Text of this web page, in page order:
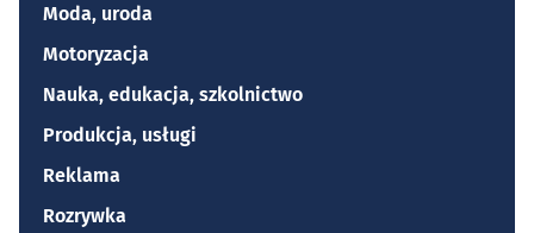
Moda, uroda
Motoryzacja
Nauka, edukacja, szkolnictwo
Produkcja, usługi
Reklama
Rozrywka